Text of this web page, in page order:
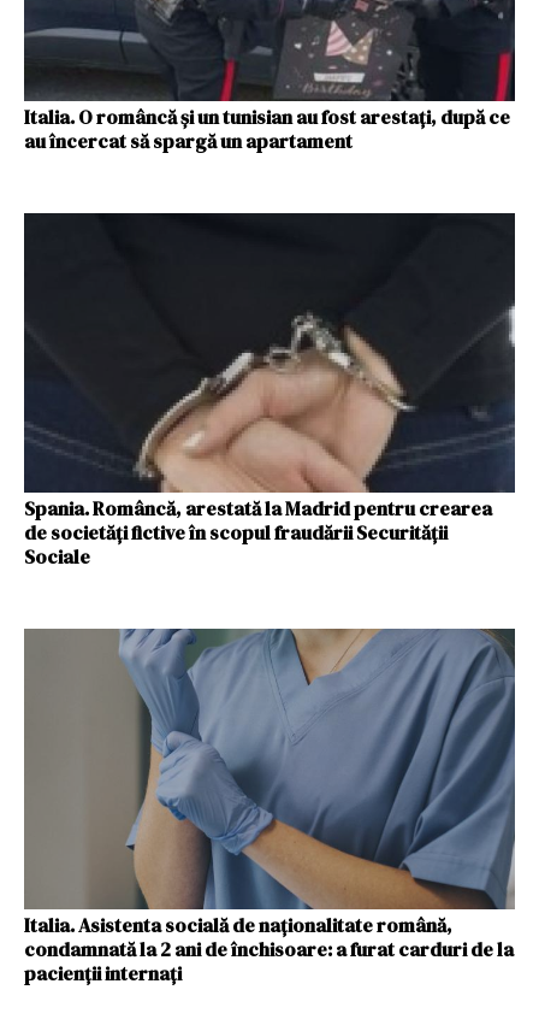
Italia. O româncă și un tunisian au fost arestați, după ce
au încercat să spargă un apartament
Spania. Româncă, arestată la Madrid pentru crearea
de societăți fictive în scopul fraudării Securității
Sociale
Italia. Asistenta socială de naționalitate română,
condamnată la 2 ani de închisoare: a furat carduri de la
pacienții internați